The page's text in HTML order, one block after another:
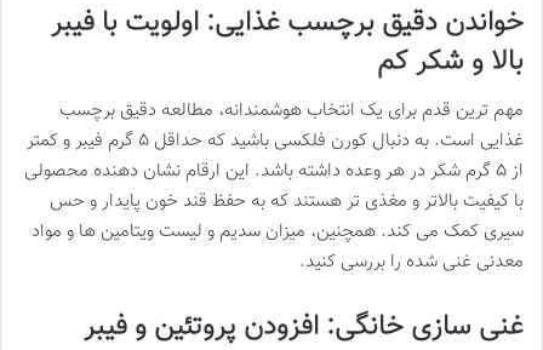
خواندن دقیق برچسب غذایی: اولویت با فیبر
بالا و شکر کم
مهم ترین قدم برای یک انتخاب هوشمندانه، مطالعه دقیق برچسب
غذایی است. به دنبال کورن فلکسی باشید که حداقل ۵ گرم فیبر و کمتر
از ۵ گرم شکر در هر وعده داشته باشد. این ارقام نشان دهنده محصولی
با کیفیت بالاتر و مغذی تر هستند که به حفظ قند خون پایدار و حس
سیری کمک می کند. همچنین، میزان سدیم و لیست ویتامین ها و مواد
معدنی غنی شده را بررسی کنید.
غنی سازی خانگی: افزودن پروتئین و فیبر